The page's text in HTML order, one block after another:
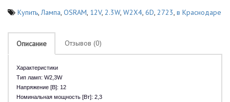
Купить,Лампа, OSRAM, 12V, 2.3W, W2X4, 6D, 2723, в Краснодаре
Описание Отзывов (0)
Характеристики
Тип ламп: W2,3W
Напряжение [В]: 12
Номинальная мощность [Вт]: 2,3